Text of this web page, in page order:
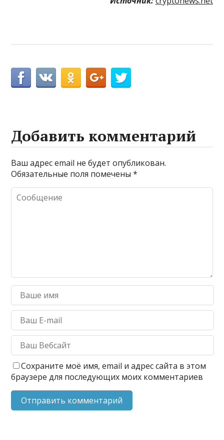
Добавить комментарий
Ваш адрес email не будет опубликован.
Обязательные поля помечены*
Сохраните моё имя, email и адрес сайта в этом
браузере для последующих моих комментариев